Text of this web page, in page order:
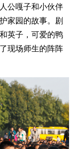
公嘎子和小伙伴
家园的故事。剧
英子，可爱的鸭
现场师生的阵阵